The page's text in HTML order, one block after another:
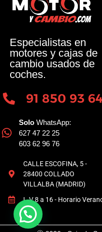
Especialistas en
motores y cajas de
cambio usados de
coches.
91 850 93
Solo WhatsApp:
627 47 22 25
603 62 96 76
CALLE ESCOFINA, 5 -
28400 COLLADO
VILLALBA (MADRID)
L-V 8 a 16 - Horario